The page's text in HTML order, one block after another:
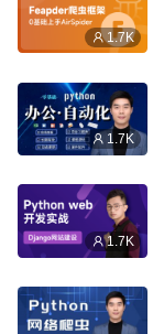
1.7K
1.7K
1.7K